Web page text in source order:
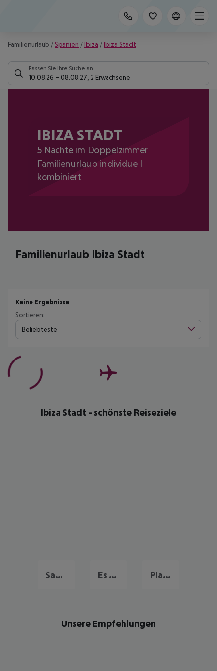
Familienurlaub / Spanien / Ibiza / Ibiza Stadt
Passen Sie Ihre Suche an
10.08.26 – 08.08.27 2 Erwachsene
IBIZA STADT
5 Nächte im Doppelzimmer
Familienurlaub individuell
kombiniert
Familienurlaub Ibiza Stadt
Keine Ergebnisse
Sortieren:
Beliebteste
Ibiza Stadt - schönste Reiseziele
San Antonio De Portmany Es Cana Playa d'en Bossa
Unsere Empfehlungen